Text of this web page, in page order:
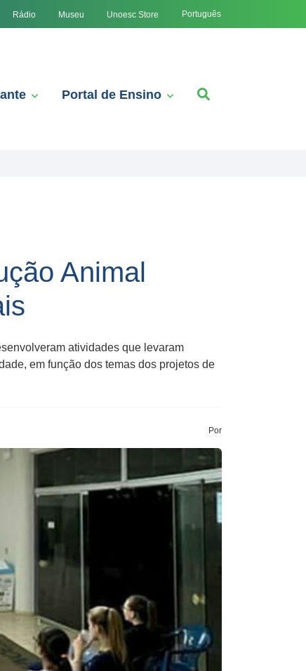
Rádio Museu Unoesc Store Português
Portal de Ensino
Animal
atividades que levaram
em função dos temas dos projetos de
Por